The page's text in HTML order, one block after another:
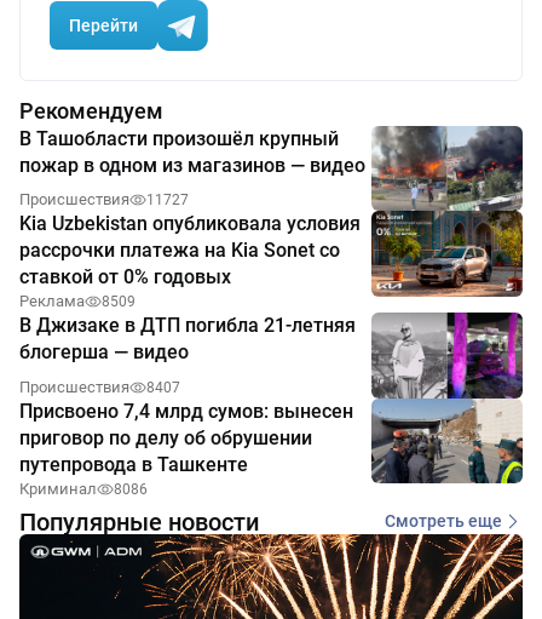
Перейти
Рекомендуем
В Ташобласти произошёл крупный
пожар в одном из магазинов — видео
Происшествия 11727
Kia Uzbekistan опубликовала условия
рассрочки платежа на Kia Sonet со
ставкой от 0% годовых
Реклама 8509
В Джизаке в ДТП погибла 21-летняя
блогерша — видео
Происшествия 8407
Присвоено 7,4 млрд сумов: вынесен
приговор по делу об обрушении
путепровода в Ташкенте
Криминал 8086
Популярные новости Смотреть еще